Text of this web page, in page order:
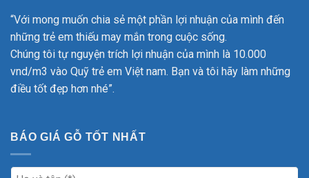
“Với mong muốn chia sẻ một phần lợi nhuận của mình đến
những trẻ em thiếu may mắn trong cuộc sống.
Chúng tôi tự nguyện trích lợi nhuận của mình là 10.000
vnd/m3 vào Quỹ trẻ em Việt nam. Bạn và tôi hãy làm những
điều tốt đẹp hơn nhé”.
BÁO GIÁ GỖ TỐT NHẤT